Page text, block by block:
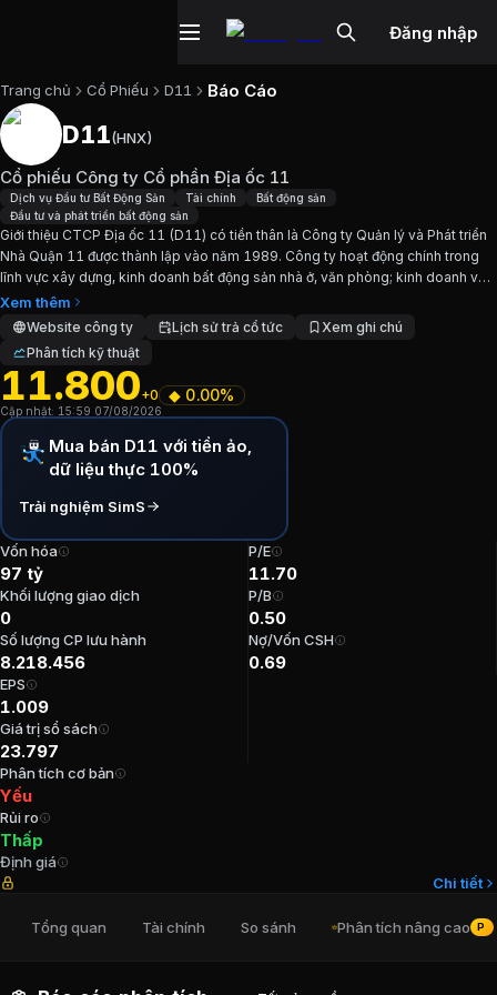
Đăng nhập
Trang chủ Cổ Phiếu D11 Báo Cáo
Cổ phiếuD11
Cập nhật: 7/8/2026
Ngành:Dịch vụ Đầu tư Bất Động Sản, Tài chính, Bất động
Giới thiệu
Giới thiệu CTCP Địa ốc 11 (D11) có tiền thân là Công ty
Chỉ số tài chínhD11
Giá hiện tại: 11800
Vốn hóa:
P/E:
11,7
P/B:
ROE: 4,24%
2,36%
Tỷ suất cổ tức:
Ban lãnh đạo
Kế toán trưởng
Tổng Giám đốc
Thành viên Ban kiểm soát
Cổ đông lớnCổ phiếu Công ty Cổ
Lê Thành Nhơn: 23,66%
D11(HNX)
Cổ phiếu Công ty Cổ phần Địa ốc 11
Dịch vụ Đầu tư Bất Động Sản Tài chính
Bất động sản
Đầu tư và phát triển bất động sản
Giới thiệu CTCP Địa ốc 11 (D11) có tiền thân là Công ty Quản lý và Phát triển
Nhà Quận 11 được thành lập vào năm 1989. Công ty hoạt động chính trong
lĩnh vực xây dựng, kinh doanh bất động sản nhà ở, văn phòng; kinh doanh vật
liệu, máy móc thiết bị xây dựng....
Xem thêm
Website công ty Lịch sử trả cổ tức
Xem ghi chú
Phân tích kỹ thuật
11.800+0 ◆ 0.00%
Cập nhật: 15:59 07/08/2026
Mua bán D11 với tiền ảo,
dữ liệu thực 100%
Trải nghiệm SimS
Vốn hóa
97 tỷ
Khối lượng giao dịch
0
Số lượng CP lưu hành
8.218.456
P/E
11.70
P/B
0.50
Nợ/Vốn CSH
0.69
EPS
1.009
Giá trị sổ sách
23.797
Phân tích cơ bản
Yếu
Rủi ro
Thấp
Định giá
Chi tiết
Tổng quan Tài chính So sánh Phân tích nâng cao PRO